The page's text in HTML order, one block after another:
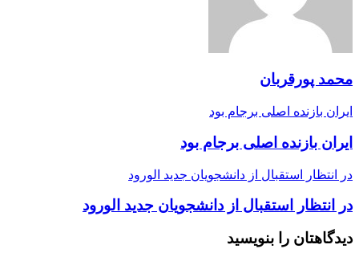
محمد پورقربان
ایران بازنده اصلی برجام بود
ایران بازنده اصلی برجام بود
در انتظار استقبال از دانشجویان جدید الورود
در انتظار استقبال از دانشجویان جدید الورود
دیدگاهتان را بنویسید